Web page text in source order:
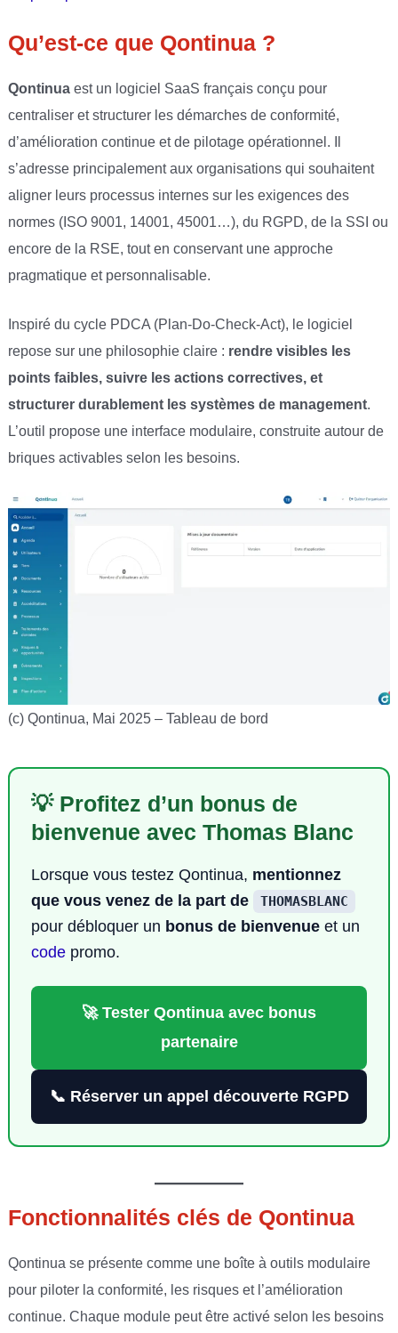
Qu’est-ce que Qontinua ?
Qontinuaest un logiciel SaaS français conçu pour
centraliser et structurer les démarches de conformité,
d’amélioration continue et de pilotage opérationnel. Il
s’adresse principalement aux organisations qui souhaitent
aligner leurs processus internes sur les exigences des
normes (ISO 9001, 14001, 45001…), du RGPD, de la SSI ou
encore de la RSE, tout en conservant une approche
pragmatique et personnalisable.
Inspiré du cycle PDCA (Plan-Do-Check-Act), le logiciel
repose sur une philosophie claire : rendre visibles les
points faibles, suivre les actions correctives, et
structurer durablement les systèmes de management.
L’outil propose une interface modulaire, construite autour de
briques activables selon les besoins.
(c) Qontinua, Mai 2025 – Tableau de bord
💡 Profitez d’un bonus de
bienvenue avec Thomas Blanc
Lorsque vous testez Qontinua, mentionnez
que vous venez de la part de
THOMASBLANC
pour débloquer un bonus de bienvenueet un
codepromo.
🚀 Tester Qontinua avec bonus
partenaire
📞 Réserver un appel découverte RGPD
Fonctionnalités clés de Qontinua
Qontinua se présente comme une boîte à outils modulaire
pour piloter la conformité, les risques et l’amélioration
continue. Chaque module peut être activé selon les besoins